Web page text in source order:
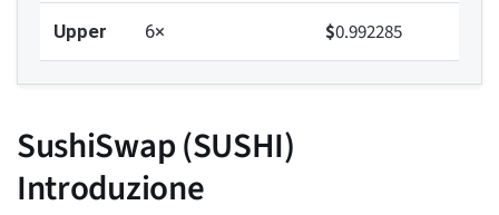
Upper 6× $0.992285
SushiSwap (SUSHI)
Introduzione